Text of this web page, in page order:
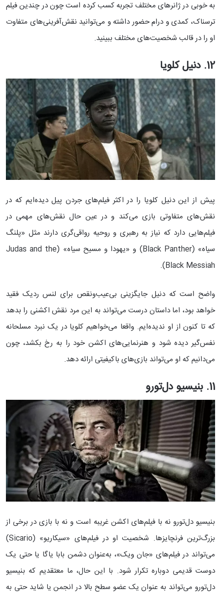
به خوبی در ژانرهای مختلف تجربه کسب کرده است چون در چندین فیلم
ترسناک، کمدی و درام حضور داشته و می‌توانید نقش‌آفرینی‌های متفاوت
او را در قالب شخصیت‌های مختلف ببینید.
12. دنیل کلویا
پیش از این دنیل کلویا را در اکثر فیلم‌های جردن پیل دیده‌ایم که در
نقش‌های متفاوتی بازی می‌کند و در عین حال نقش‌های مهمی در
فیلم‌هایی دارد که نیاز به رهبری و روحیه رواقی‌گری دارند مثل «پلنگ
سیاه» (Black Panther) و «یهودا و مسیح سیاه» (Judas and the
Black Messiah).
واضح است که دنیل جایگزینی بی‌عیب‌و‌نقص برای لنس ردیک فقید
خواهد بود، اما داستان درست می‌تواند به این مرد نقش اکشنی را بدهد
که تا کنون از او ندیده‌ایم. واقعا می‌خواهیم کلویا در یک نبرد مسلحانه
نفس‌گیر دیده شود و هنرنمایی‌های اکشن خود را به رخ بکشد، چون
می‌دانیم که او می‌تواند بازی‌های باکیفیتی ارائه دهد.
11. بنیسیو دل‌تورو
بنیسیو دل‌تورو نه با فیلم‌های اکشن غریبه است و نه با بازی در برخی از
بزرگ‌ترین فرنچایزها. شخصیت او در فیلم‌های «سیکاریو» (Sicario)
می‌تواند در فیلم‌های «جان ویک»، به‌عنوان دشمن بابا یاگا یا حتی یک
دوست قدیمی دوباره تکرار شود. با این حال، ما معتقدیم که بنیسیو
دل‌تورو می‌تواند به عنوان یک عضو سطح بالا در انجمن یا شاید حتی به